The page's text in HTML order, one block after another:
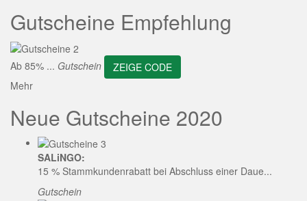
Gutscheine Empfehlung
Ab 85% ... Gutschein
ZEIGE CODE
Mehr
Neue Gutscheine 2020
SALiNGO:
15 % Stammkundenrabatt bei Abschluss einer Daue...
Gutschein